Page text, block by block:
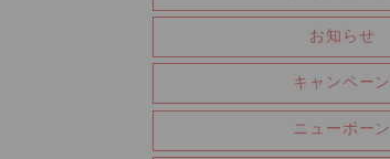
お知らせ
キャンペーン
ニューボーン